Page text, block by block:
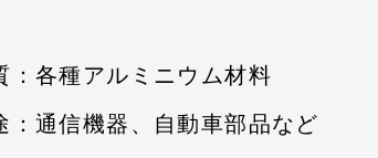
：各種アルミニウム材料
：通信機器、自動車部品など